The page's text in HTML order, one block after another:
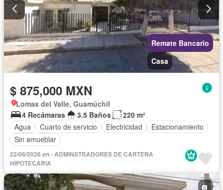
Remate Bancario
Casa
$ 875,000 MXN
Lomas del Valle, Guamúchil
4 Recámaras
3.5 Baños
220 m²
Agua
Cuarto de servicio Electricidad
Estacionamiento
Sin amueblar
22/06/2026 en - ADMINSTRADORES DE CARTERA
HIPOTECARIA